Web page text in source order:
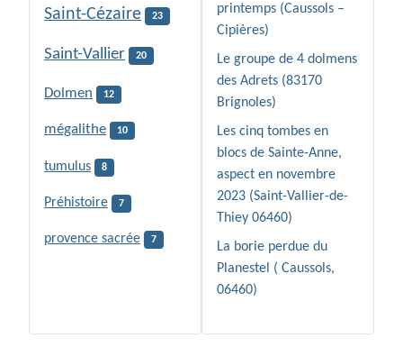
Saint-Cézaire 23
Saint-Vallier 20
Dolmen 12
mégalithe 10
tumulus 8
Préhistoire 7
provence sacrée 7
printemps (Caussols –
Cipières)
Le groupe de 4 dolmens
des Adrets (83170
Brignoles)
Les cinq tombes en
blocs de Sainte-Anne,
aspect en novembre
2023 (Saint-Vallier-de-
Thiey 06460)
La borie perdue du
Planestel ( Caussols,
06460)